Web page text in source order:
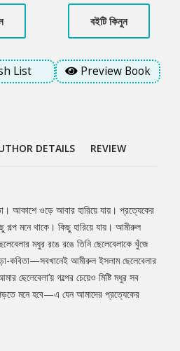
ছেলেবেলার রূপ-রস গন্ধ খুঁজে বেড়ান। ‘আয়রে
চেয়েও মিষ্টি মধুর সব স্মৃতির বাক্স খুলেছেন। বইটি
আমাদের প্রত্যেকের ছেলেবেলার কাহিনি।
বইটি কিনুন
List Preview Book
DETAILS REVIEW
আকাশে ওড়ে আবার হারিয়ে যায়। প্রত্যেকের
গল্প মনে থাকে। কিছু হারিয়ে যায়। আমীরুল
মধুর রঙে রঙে তিনি ছেলেবেলাকে খুঁজে
কবিতা—সবখানেই আমীরুল ইসলাম ছেলেবেলার
ছেলেবেলা’য় গল্পের চেয়েও মিষ্টি মধুর সব
মনে হবে—এ যেন আমাদের প্রত্যেকের